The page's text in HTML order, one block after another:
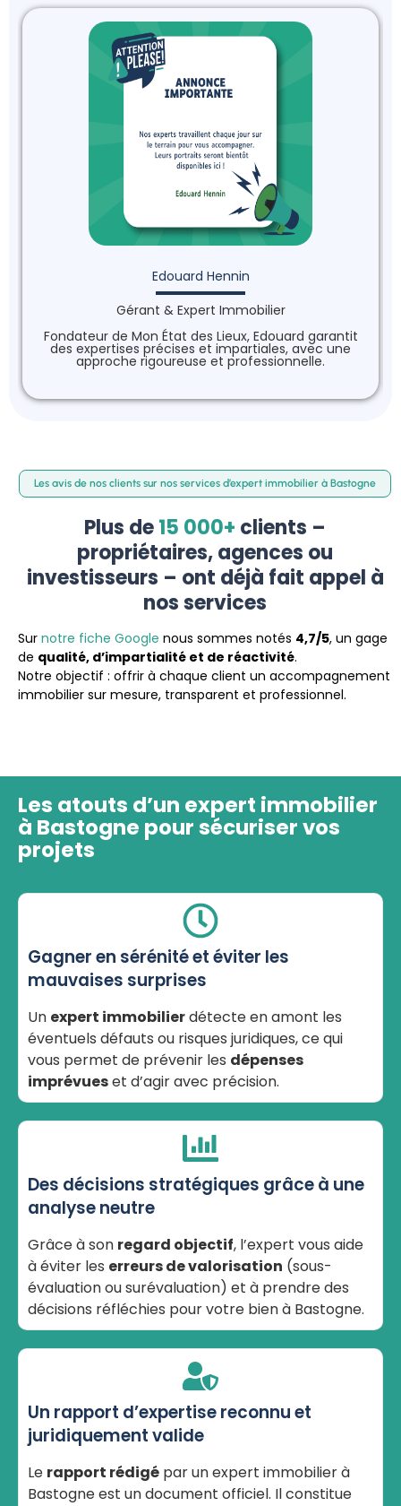
Edouard Hennin
Gérant & Expert Immobilier
Fondateur de Mon État des Lieux, Edouard garantit
des expertises précises et impartiales, avec une
approche rigoureuse et professionnelle.
Les avis de nos clients sur nos services d’expert immobilier à Bastogne
Plus de15 000+ clients –
propriétaires, agences ou
investisseurs – ont déjà fait appel à
nos services
Sur notre fiche Google nous sommes notés 4,7/5, un gage
de qualité, d’impartialité et de réactivité.
Notre objectif : offrir à chaque client un accompagnement
immobilier sur mesure, transparent et professionnel.
Les atouts d’un expert immobilier
à Bastogne pour sécuriser vos
projets
Gagner en sérénité et éviter les
mauvaises surprises
Un expert immobilierdétecte en amont les
éventuels défauts ou risques juridiques, ce qui
vous permet de prévenir les dépenses
imprévueset d’agir avec précision.
Des décisions stratégiques grâce à une
analyse neutre
Grâce à son regard objectif, l’expert vous aide
à éviter les erreurs de valorisation (sous-
évaluation ou surévaluation) et à prendre des
décisions réfléchies pour votre bien à Bastogne.
Un rapport d’expertise reconnu et
juridiquement valide
Le rapport rédigé par un expert immobilier à
Bastogne est un document officiel. Il constitue